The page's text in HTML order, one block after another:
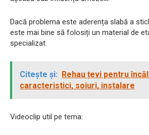
Dacă problema este aderența slabă a
este mai bine să folosiți un material de
specializat.
Citește și:
Rehau țevi pentru
caracteristici, soiuri, instalare
Videoclip util pe tema: